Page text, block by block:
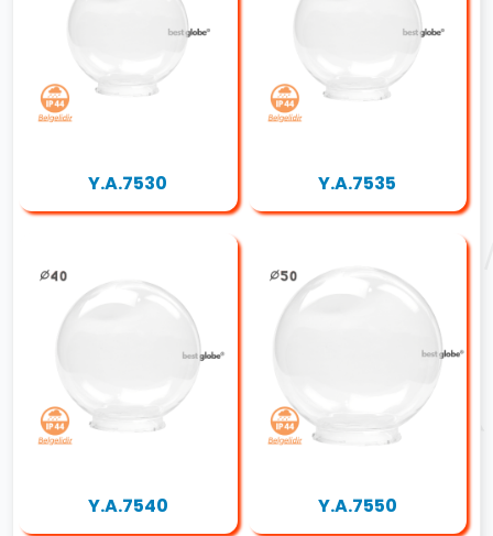
Y.A.7530 Y.A.7535
Y.A.7540 Y.A.7550